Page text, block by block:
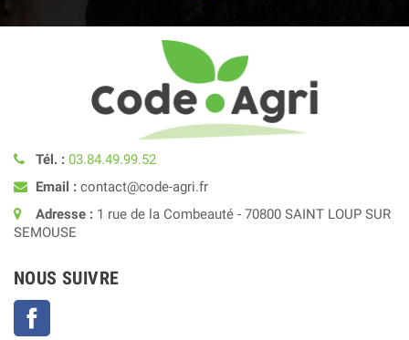
Tél. : 03.84.49.99.52
Email : contact@code-agri.fr
Adresse : 1 rue de la Combeauté - 70800 SAINT LOUP SUR
SEMOUSE
NOUS SUIVRE